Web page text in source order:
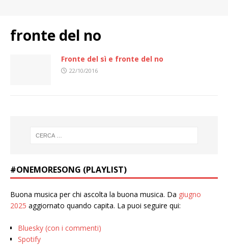
fronte del no
Fronte del sì e fronte del no
22/10/2016
#ONEMORESONG (PLAYLIST)
Buona musica per chi ascolta la buona musica. Da giugno
2025 aggiornato quando capita. La puoi seguire qui:
Bluesky (con i commenti)
Spotify